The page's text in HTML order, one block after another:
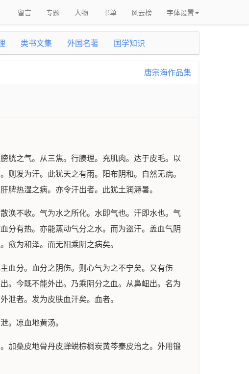
留言 专题 人物 书单 风云榜 字体设置
类书文集 外国名著 国学知识
唐宗海作品集
之气。从三焦。行腠理。充肌肉。达于皮毛。以
则发为汗。此犹天之有雨。阳布阴和。自然无病。
脾热湿之病。亦令汗出者。此犹土润溽暑。
不收。气为水之所化。水即气也。汗即水也。气
分有热。亦能蒸动气分之水。而为盗汗。盖血气阴
愈为和泽。而无阳乘阴之病矣。
分。血分之阴伤。则心气为之不宁矣。又有伤
。今既不能外出。乃乘阴分之血。从鼻衄出。名为
泄者。发为皮肤血汗矣。血者。
。凉血地黄汤。
桑皮地骨丹皮蝉蜕棕榈炭黄芩秦皮治之。外用锻